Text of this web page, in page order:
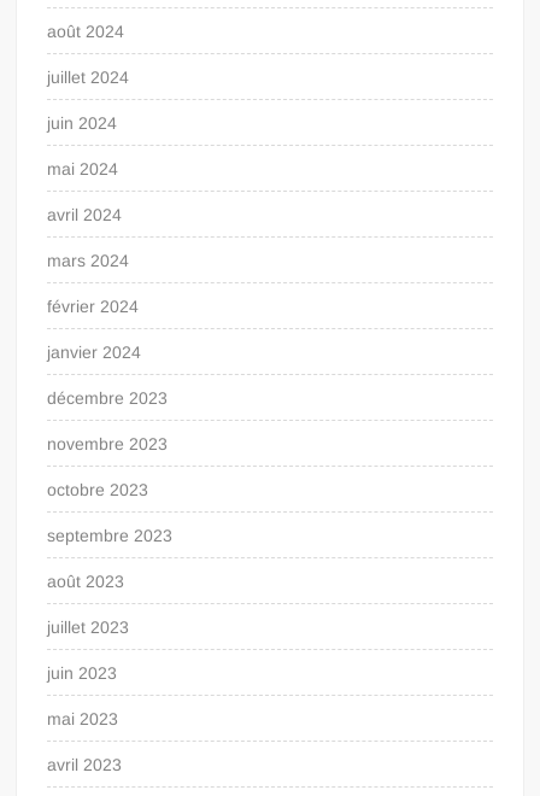
août 2024
juillet 2024
juin 2024
mai 2024
avril 2024
mars 2024
février 2024
janvier 2024
décembre 2023
novembre 2023
octobre 2023
septembre 2023
août 2023
juillet 2023
juin 2023
mai 2023
avril 2023